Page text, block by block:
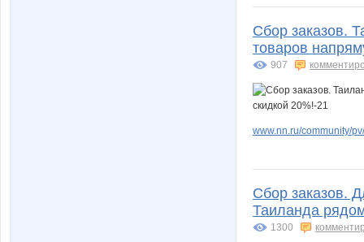
Сбор заказов.
товаров
907
www.nn.ru/community/
Сбор заказов.
Таиланда
1300